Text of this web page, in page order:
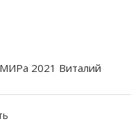
2021 Виталий